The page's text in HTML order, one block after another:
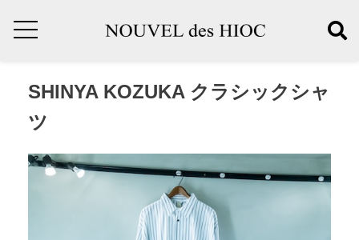
SHINYA KOZUKA クラシックシャ
ツ